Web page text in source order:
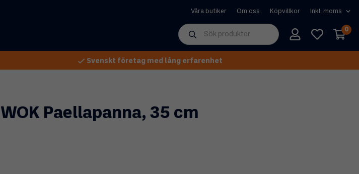
Våra butiker Om oss Köpvillkor
0
Svenskt företag med lång erfarenhet
WOK Paellapanna, 35 cm